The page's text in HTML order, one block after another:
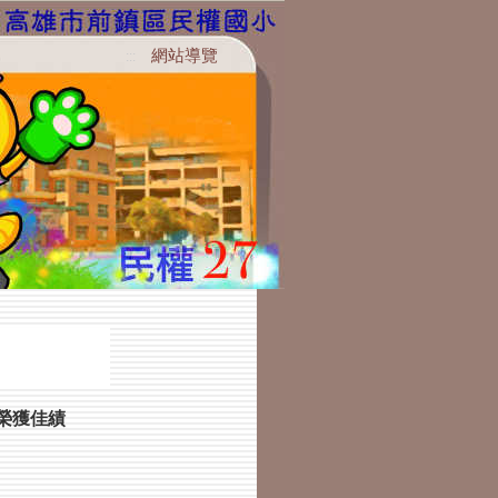
::: 網站導覽
獲佳績